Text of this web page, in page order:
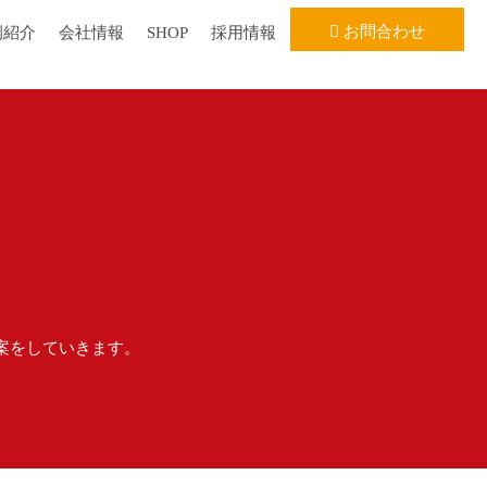
介 会社情報 SHOP 採用情報 お問合わせ
していきます。